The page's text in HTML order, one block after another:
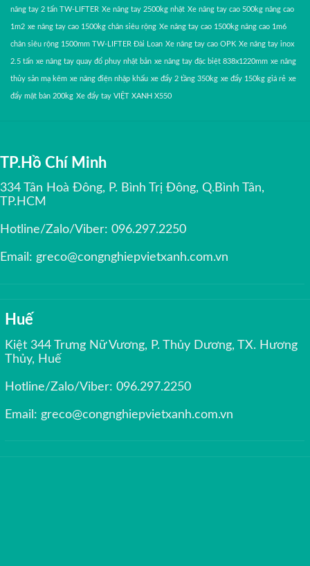
nâng tay 2 tấn TW-LIFTER Xe nâng tay 2500kg nhật Xe nâng tay cao 500kg nâng cao
1m2 xe nâng tay cao 1500kg chân siêu rộng Xe nâng tay cao 1500kg nâng cao 1m6
chân siêu rộng 1500mm TW-LIFTER Đài Loan Xe nâng tay cao OPK Xe nâng tay inox
2.5 tấn xe nâng tay quay đổ phuy nhật bản xe nâng tay đặc biệt 838x1220mm xe nâng
thủy sản mạ kẽm xe nâng điện nhập khấu xe đẩy 2 tầng 350kg xe đẩy 150kg giá rẻ xe
đẩy mặt bàn 200kg Xe đẩy tay VIỆT XANH X550
TP.Hồ Chí Minh
334 Tân Hoà Đông, P. Bình Trị Đông, Q.Bình Tân,
TP.HCM
Hotline/Zalo/Viber: 096.297.2250
Email: greco@congnghiepvietxanh.com.vn
Huế
Kiệt 344 Trưng Nữ Vương, P. Thủy Dương, TX. Hương
Thủy, Huế
Hotline/Zalo/Viber:096.297.2250
Email: greco@congnghiepvietxanh.com.vn